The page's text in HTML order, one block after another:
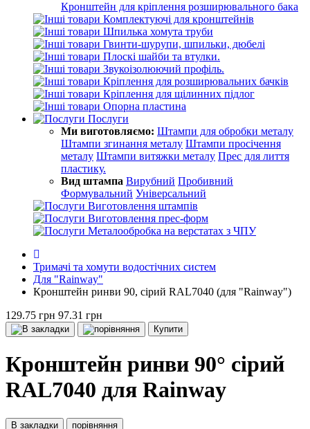
Кронштейн для кріплення розширювального бака
Комплектуючі для кронштейнів
Шпилька хомута труби
Гвинти-шурупи, шпильки, дюбелі
Плоскі шайби та втулки.
Звукоізолюючий профіль.
Кріплення для розширювальних бачків
Кріплення для щілинних підлог
Опорна пластина
Послуги
Ми виготовляємо: Штампи для обробки металу
Штампи згинання металу Штампи просічення
металу Штампи витяжки металу Прес для лиття
пластику.
Вид штампа Вирубний Пробивний
Формувальний Універсальний
Виготовлення штампів
Виготовлення прес-форм
Металообробка на верстатах з ЧПУ
Тримачі та хомути водостічних систем
Для "Rainway"
Кронштейн ринви 90, сірий RAL7040 (для "Rainway")
129.75 грн 97.31 грн
Купити
Кронштейн ринви 90° сірий
RAL7040 для Rainway
В закладки порівняння